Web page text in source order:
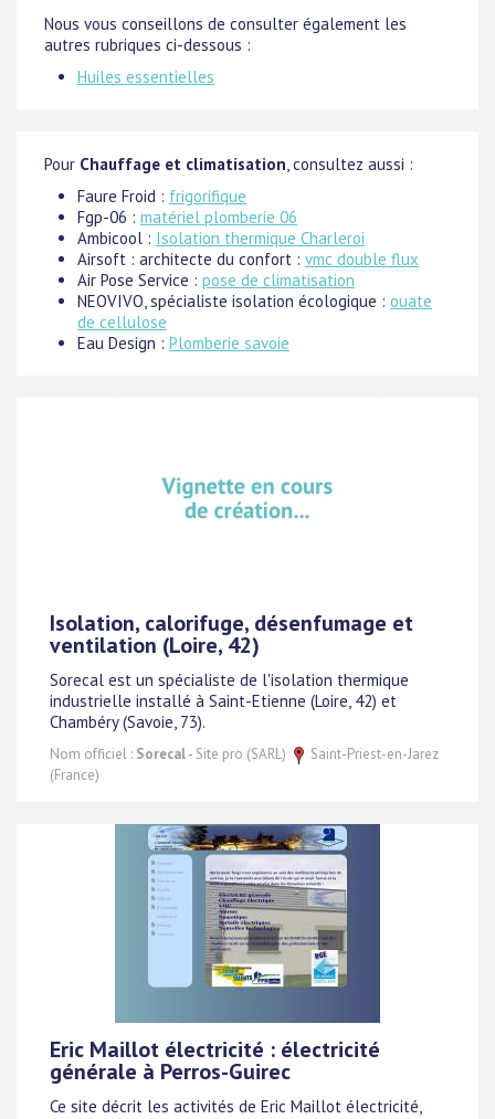
Nous vous conseillons de consulter également les
autres rubriques ci-dessous :
Huiles essentielles
Pour Chauffage et climatisation, consultez aussi :
Faure Froid : frigorifique
Fgp-06 : matériel plomberie 06
Ambicool : Isolation thermique Charleroi
Airsoft : architecte du confort : vmc double flux
Air Pose Service : pose de climatisation
NEOVIVO, spécialiste isolation écologique : ouate
de cellulose
Eau Design : Plomberie savoie
Isolation, calorifuge, désenfumage et
ventilation (Loire, 42)
Sorecal est un spécialiste de l'isolation thermique
industrielle installé à Saint-Etienne (Loire, 42) et
Chambéry (Savoie, 73).
Nom officiel : Sorecal- Site pro (SARL)
Saint-Priest-en-Jarez
(France)
Eric Maillot électricité : électricité
générale à Perros-Guirec
Ce site décrit les activités de Eric Maillot électricité,